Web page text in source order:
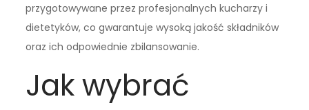
przygotowywane przez profesjonalnych kucharzy i
dietetyków, co gwarantuje wysoką jakość składników
oraz ich odpowiednie zbilansowanie.
Jak wybrać